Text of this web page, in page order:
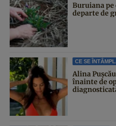
Buruiana pe
departe de
CE SE
Alina
înainte de